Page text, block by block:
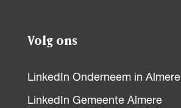
Volg ons
LinkedIn Onderneem in Almere
LinkedIn Gemeente Almere